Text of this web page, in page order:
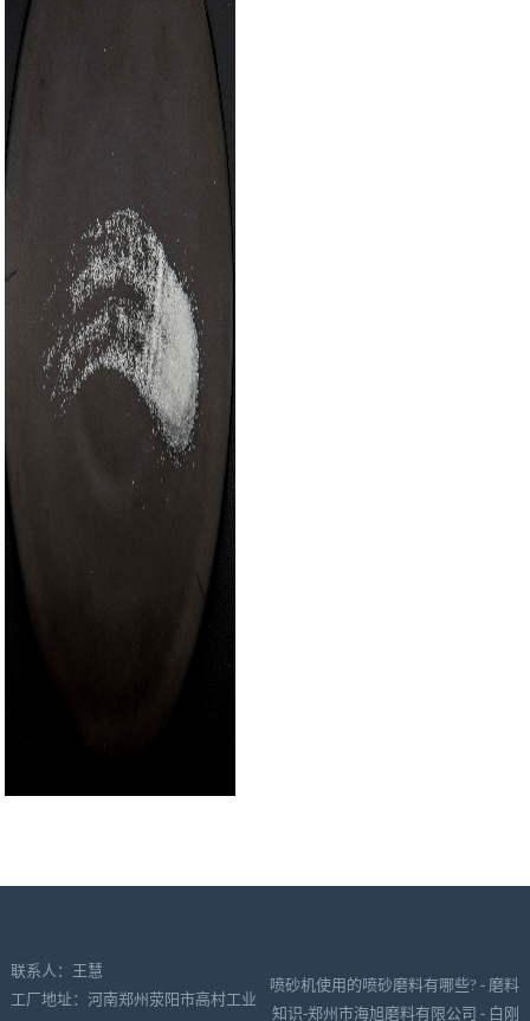
联系人：王慧
工厂地址：河南郑州荥阳市高村工业
喷砂机使用的喷砂磨料有哪些? - 磨料
知识-郑州市海旭磨料有限公司 - 白刚